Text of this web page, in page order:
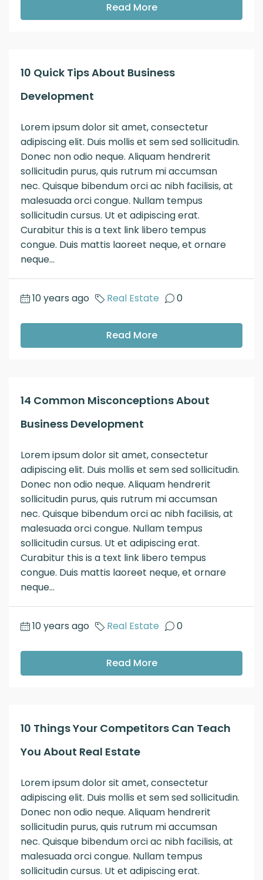
Read More
10 Quick Tips About Business
Development
Lorem ipsum dolor sit amet, consectetur
adipiscing elit. Duis mollis et sem sed sollicitudin.
Donec non odio neque. Aliquam hendrerit
sollicitudin purus, quis rutrum mi accumsan
nec. Quisque bibendum orci ac nibh facilisis, at
malesuada orci congue. Nullam tempus
sollicitudin cursus. Ut et adipiscing erat.
Curabitur this is a text link libero tempus
congue. Duis mattis laoreet neque, et ornare
neque...
10 years ago Real Estate 0
Read More
14 Common Misconceptions About
Business Development
Lorem ipsum dolor sit amet, consectetur
adipiscing elit. Duis mollis et sem sed sollicitudin.
Donec non odio neque. Aliquam hendrerit
sollicitudin purus, quis rutrum mi accumsan
nec. Quisque bibendum orci ac nibh facilisis, at
malesuada orci congue. Nullam tempus
sollicitudin cursus. Ut et adipiscing erat.
Curabitur this is a text link libero tempus
congue. Duis mattis laoreet neque, et ornare
neque...
10 years ago Real Estate 0
Read More
10 Things Your Competitors Can Teach
You About Real Estate
Lorem ipsum dolor sit amet, consectetur
adipiscing elit. Duis mollis et sem sed sollicitudin.
Donec non odio neque. Aliquam hendrerit
sollicitudin purus, quis rutrum mi accumsan
nec. Quisque bibendum orci ac nibh facilisis, at
malesuada orci congue. Nullam tempus
sollicitudin cursus. Ut et adipiscing erat.